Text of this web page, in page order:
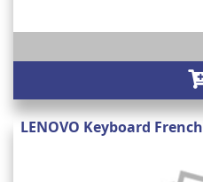
LENOVO Keyboard French